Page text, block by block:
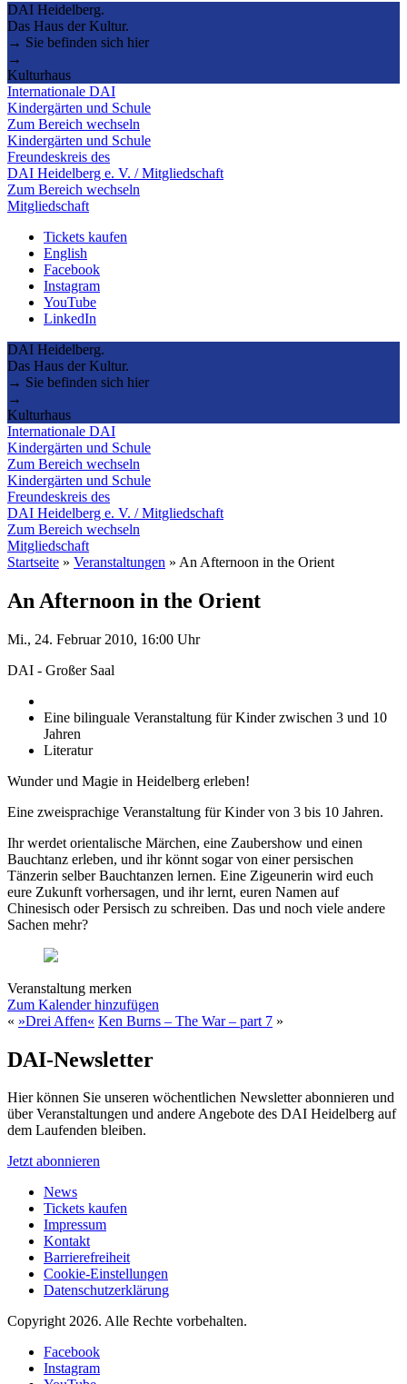
DAI Heidelberg.
Das Haus der Kultur.
→ Sie befinden sich hier
→
Kulturhaus
Internationale DAI
Kindergärten und Schule
Zum Bereich wechseln
Kindergärten und Schule
Freundeskreis des
DAI Heidelberg e. V. / Mitgliedschaft
Zum Bereich wechseln
Mitgliedschaft
Tickets kaufen
English
Facebook
Instagram
YouTube
LinkedIn
DAI Heidelberg.
Das Haus der Kultur.
→ Sie befinden sich hier
→
Kulturhaus
Internationale DAI
Kindergärten und Schule
Zum Bereich wechseln
Kindergärten und Schule
Freundeskreis des
DAI Heidelberg e. V. / Mitgliedschaft
Zum Bereich wechseln
Mitgliedschaft
Startseite » Veranstaltungen » An Afternoon in the Orient
An Afternoon in the Orient
Mi., 24. Februar 2010, 16:00 Uhr
DAI - Großer Saal
Eine bilinguale Veranstaltung für Kinder zwischen 3 und 10
Jahren
Literatur
Wunder und Magie in Heidelberg erleben!
Eine zweisprachige Veranstaltung für Kinder von 3 bis 10 Jahren.
Ihr werdet orientalische Märchen, eine Zaubershow und einen
Bauchtanz erleben, und ihr könnt sogar von einer persischen
Tänzerin selber Bauchtanzen lernen. Eine Zigeunerin wird euch
eure Zukunft vorhersagen, und ihr lernt, euren Namen auf
Chinesisch oder Persisch zu schreiben. Das und noch viele andere
Sachen mehr?
Veranstaltung merken
Zum Kalender hinzufügen
« »Drei Affen« Ken Burns – The War – part 7 »
DAI-Newsletter
Hier können Sie unseren wöchentlichen Newsletter abonnieren und
über Veranstaltungen und andere Angebote des DAI Heidelberg auf
dem Laufenden bleiben.
Jetzt abonnieren
News
Tickets kaufen
Impressum
Kontakt
Barrierefreiheit
Cookie-Einstellungen
Datenschutzerklärung
Copyright 2026. Alle Rechte vorbehalten.
Facebook
Instagram